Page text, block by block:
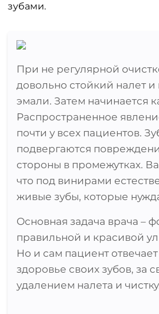
зубами.
При не регулярной
довольно стойкий налет и
эмали. Затем начинается
Распространенное
почти у всех пациентов.
подвергаются
стороны в промежутках.
что под винирами
живые зубы, которые
Основная задача врача –
правильной и красивой
Но и сам пациент
здоровье своих зубов, за
удалением налета и